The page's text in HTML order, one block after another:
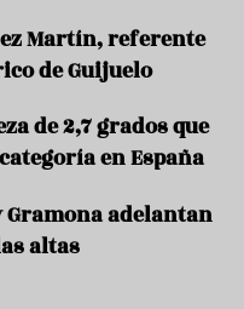
Martín, referente
de Guijuelo
de 2,7 grados que
en España
Gramona adelantan
altas